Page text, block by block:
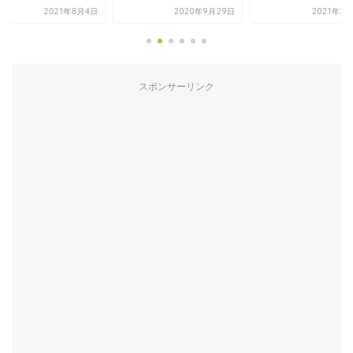
2020年9月29日 2021年2月18日 2021年5
スポンサーリンク